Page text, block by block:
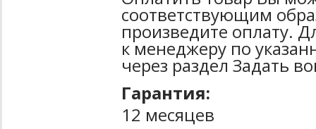
соответствующим
произведите оплату.
к менеджеру по
через раздел Задать
Гарантия:
12 месяцев